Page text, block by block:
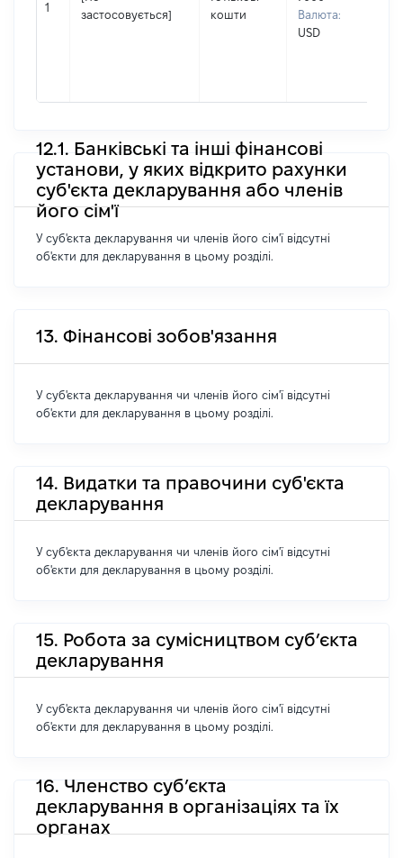
1
застосовується]
кошти
Валюта:
USD
12.1. Банківські та інші фінансові
установи, у яких відкрито рахунки
суб'єкта декларування або членів
його сім'ї
У суб'єкта декларування чи членів його сім'ї відсутні
об'єкти для декларування в цьому розділі.
13. Фінансові зобов'язання
У суб'єкта декларування чи членів його сім'ї відсутні
об'єкти для декларування в цьому розділі.
14. Видатки та правочини суб'єкта
декларування
У суб'єкта декларування чи членів його сім'ї відсутні
об'єкти для декларування в цьому розділі.
15. Робота за сумісництвом суб’єкта
декларування
У суб'єкта декларування чи членів його сім'ї відсутні
об'єкти для декларування в цьому розділі.
16. Членство суб’єкта
декларування в організаціях та їх
органах